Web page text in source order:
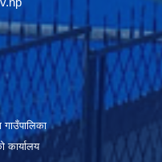
कार्यालय